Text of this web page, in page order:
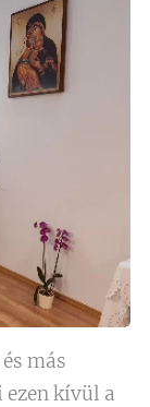
más
kívül a